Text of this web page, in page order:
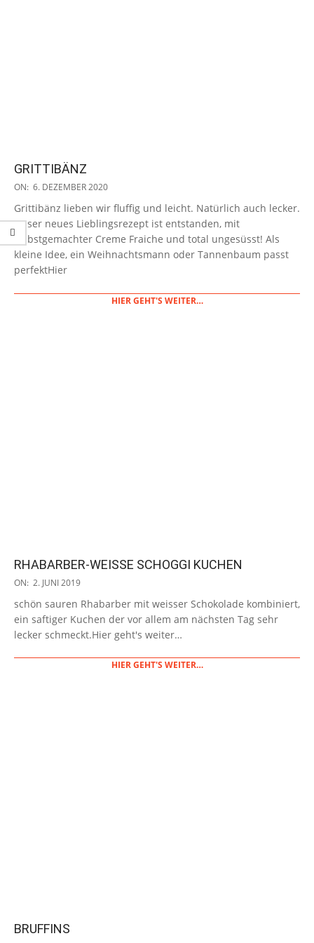
GRITTIBÄNZ
2020-
06
ON: 6. DEZEMBER 2020
Grittibänz lieben wir fluffig und leicht. Natürlich auch lecker.
Unser neues Lieblingsrezept ist entstanden, mit
selbstgemachter Creme Fraiche und total ungesüsst! Als
kleine Idee, ein Weihnachtsmann oder Tannenbaum passt
perfektHier
HIER GEHT'S WEITER…
RHABARBER-WEISSE SCHOGGI KUCHEN
2019-
02
ON: 2. JUNI 2019
schön sauren Rhabarber mit weisser Schokolade kombiniert,
ein saftiger Kuchen der vor allem am nächsten Tag sehr
lecker schmeckt.Hier geht's weiter…
HIER GEHT'S WEITER…
BRUFFINS